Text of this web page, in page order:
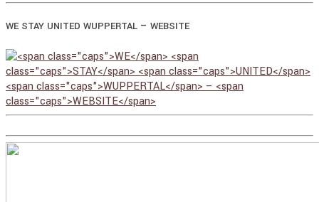
WE STAY UNITED WUPPERTAL – WEBSITE